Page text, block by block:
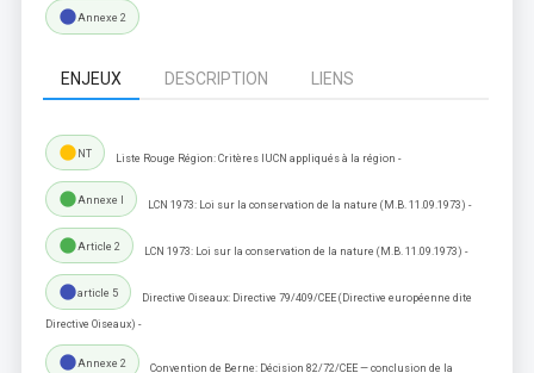
lensAnnexe 2
ENJEUX DESCRIPTION LIENS
lensNT Liste Rouge Région: Critères IUCN appliqués à la région -
lensAnnexe I LCN 1973: Loi sur la conservation de la nature (M.B. 11.09.1973) -
lensArticle 2 LCN 1973: Loi sur la conservation de la nature (M.B. 11.09.1973) -
lensarticle 5 Directive Oiseaux: Directive 79/409/CEE (Directive européenne dite
Directive Oiseaux) -
lensAnnexe 2 Convention de Berne: Décision 82/72/CEE — conclusion de la